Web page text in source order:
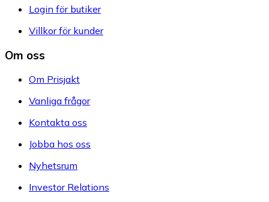
Login för butiker
Villkor för kunder
Om oss
Om Prisjakt
Vanliga frågor
Kontakta oss
Jobba hos oss
Nyhetsrum
Investor Relations